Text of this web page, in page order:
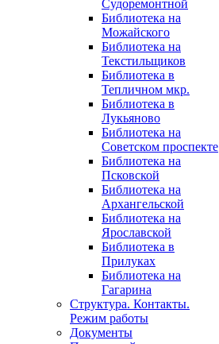
Судоремонтной
Библиотека на
Можайского
Библиотека на
Текстильщиков
Библиотека в
Тепличном мкр.
Библиотека в
Лукьяново
Библиотека на
Советском проспекте
Библиотека на
Псковской
Библиотека на
Архангельской
Библиотека на
Ярославской
Библиотека в
Прилуках
Библиотека на
Гагарина
Структура. Контакты.
Режим работы
Документы